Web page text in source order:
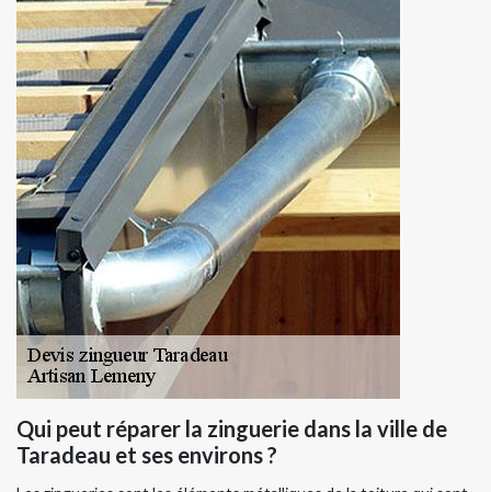
Qui peut réparer la zinguerie dans la ville de
Taradeau et ses environs ?